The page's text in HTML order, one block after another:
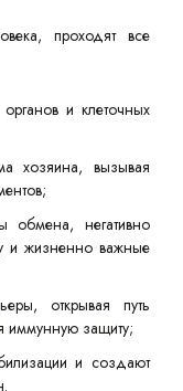
проходят все
и клеточных
хозяина, вызывая
обмена, негативно
и жизненно важные
открывая путь
иммунную защиту;
и создают